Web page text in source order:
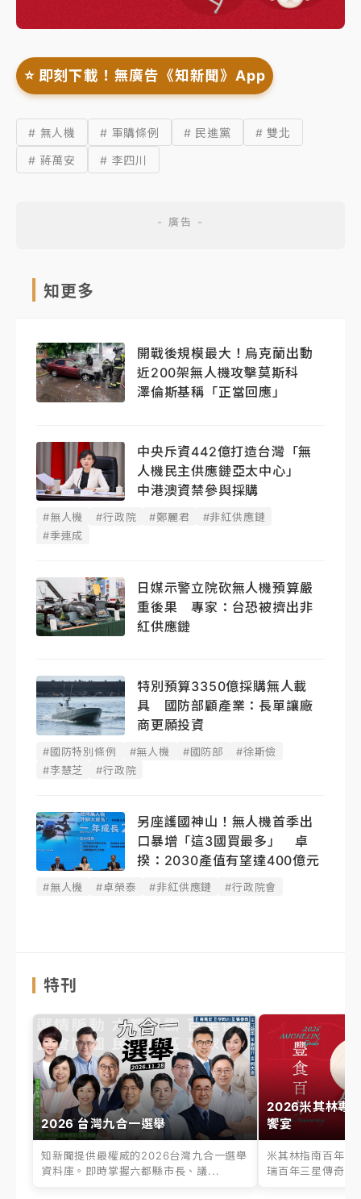
⭐️ 即刻下載！無廣告《知新聞》App
# 無人機 # 軍購條例 # 民進黨
# 雙北
# 蔣萬安
# 李四川
知更多
開戰後規模最大！烏克蘭出動
近200架無人機攻擊莫斯科
澤倫斯基稱「正當回應」
中央斥資442億打造台灣「無
人機民主供應鏈亞太中心」
中港澳資禁參與採購
#無人機 #行政院 #鄭麗君
#非紅供應鏈
#季連成
日媒示警立院砍無人機預算嚴
重後果 專家：台恐被擠出非
紅供應鏈
特別預算3350億採購無人載
具 國防部顧產業：長單讓廠
商更願投資
#國防特別條例 #無人機 #國防部
#徐斯儉
#李慧芝
#行政院
另座護國神山！無人機首季出
口暴增「這3國買最多」 卓
揆：2030產值有望達400億元
#無人機 #卓榮泰 #非紅供應鏈 #行政院會
特刊
2026 台灣九合一選舉
知新聞提供最權威的2026台灣九合一選舉
資料庫。即時掌握六都縣市長、議...
2026米其林專
饗宴
米其林指南百年之
瑞百年三星傳奇、